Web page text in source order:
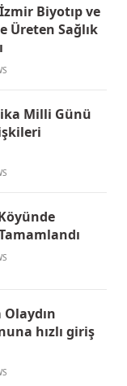
Biyotıp ve
Üreten Sağlık
Milli Günü
hızlı giriş